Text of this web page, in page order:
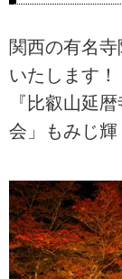
関西の有名
いたします！
『比叡山延
会」もみじ輝